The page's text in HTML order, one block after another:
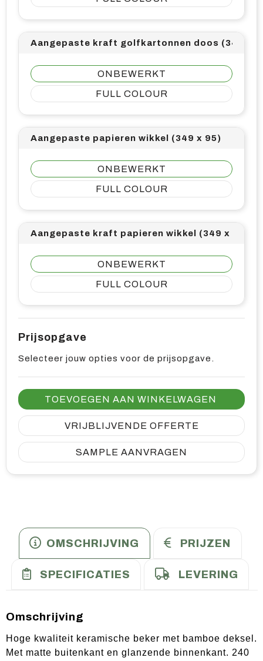
Aangepaste kraft golfkartonnen doos (343 x
ONBEWERKT
FULL COLOUR
Aangepaste papieren wikkel (349 x 95)
ONBEWERKT
FULL COLOUR
Aangepaste kraft papieren wikkel (349 x 95)
ONBEWERKT
FULL COLOUR
Prijsopgave
Selecteer jouw opties voor de prijsopgave.
TOEVOEGEN AAN WINKELWAGEN
VRIJBLIJVENDE OFFERTE
SAMPLE AANVRAGEN
OMSCHRIJVING PRIJZEN
SPECIFICATIES LEVERING
Omschrijving
Hoge kwaliteit keramische beker met bamboe deksel.
Met matte buitenkant en glanzende binnenkant. 240